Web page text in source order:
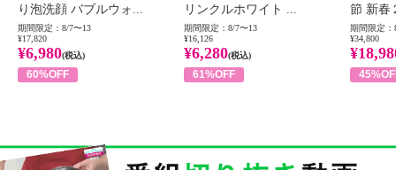
り泡洗顔 バブルウォ...
期間限定：8/7〜13
¥17,820
¥6,980(税込)
60%OFF
リンクルホワイト ...
期間限定：8/7〜13
¥16,126
¥6,280(税込)
61%OFF
節 新春
期間限定：
¥34,800